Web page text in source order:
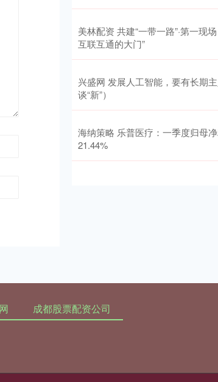
美林配资 共建“一带一路”·第一现
互联互通的大门”
兴盛网 发展人工智能，要有长期
谈“新”）
海纳策略 乐普医疗：一季度归母
21.44%
成都股票配资公司